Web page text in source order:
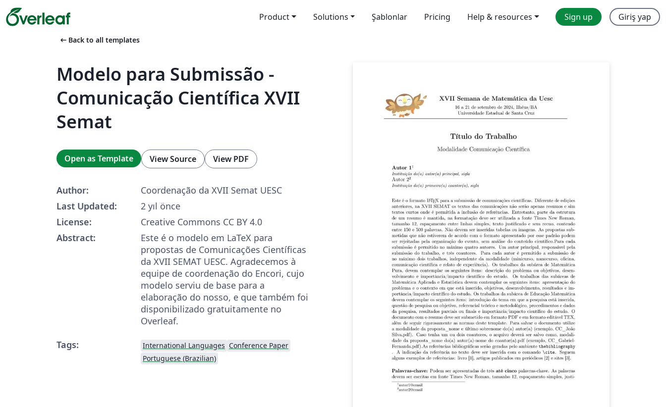
Product Solutions Şablonlar Pricing Help & resources Sign up Giriş yap
arrow_left_alt Back to all templates
Modelo para Submissão -
Comunicação Científica XVII
Semat
Open as Template View Source View PDF
Author:
Coordenação da XVII Semat UESC
Last Updated:
2 yıl önce
License:
Creative Commons CC BY 4.0
Abstract:
Este é o modelo em LaTeX para
propostas de Comunicações Científicas
da XVII SEMAT UESC. Agradecemos à
equipe de coordenação do Encori, cujo
modelo serviu de base para a
elaboração do nosso, e que também foi
disponibilizado gratuitamente no
Overleaf.
Tags:
International Languages Conference Paper
Portuguese (Brazilian)